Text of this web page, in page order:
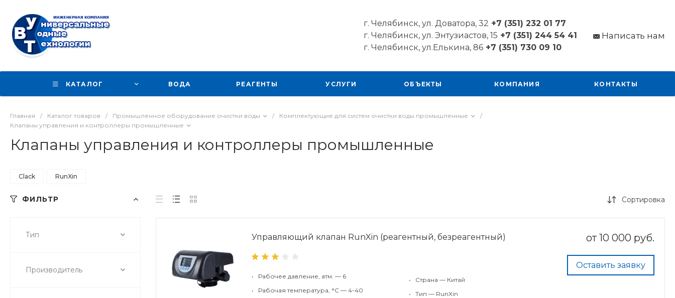
г. Челябинск, ул. Доватора, 32 +7 (351) 232 01 77
г. Челябинск, ул. Энтузиастов, 15 +7 (351) 244 54 41
г. Челябинск, ул.Елькина, 86 +7 (351) 730 09 10
Написать нам
КАТАЛОГ ВОДА РЕАГЕНТЫ УСЛУГИ ОБЪЕКТЫ КОМПАНИЯ КОНТАКТЫ
Главная / Каталог товаров / Промышленное оборудование очистки воды / Комплектующие для систем очистки воды промышленные
/
Клапаны управления и контроллеры промышленные
Клапаны управления и контроллеры промышленные
Clack RunXin
ФИЛЬТР
Тип
Производитель
Сортировка
от 10 000 руб.
Оставить заявку
Управляющий клапан RunXin (реагентный, безреагентный)
•
Рабочее давление, атм. — 6
•
Рабочая температура, °С — 4-40
•
Страна — Китай
•
Тип — RunXin